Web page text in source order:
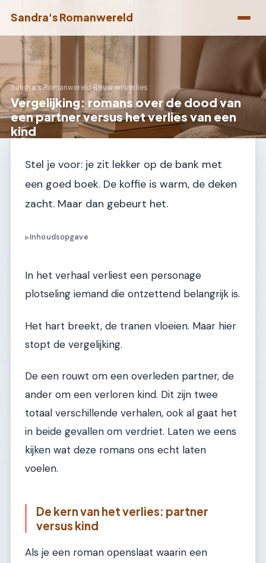
Sandra's Romanwereld
Sandra's Romanwereld›Rouw en verlies
Vergelijking: romans over de dood van
een partner versus het verlies van een
kind
Stel je voor: je zit lekker op de bank met
een goed boek. De koffie is warm, de deken
zacht. Maar dan gebeurt het.
▶Inhoudsopgave
In het verhaal verliest een personage
plotseling iemand die ontzettend belangrijk is.
Het hart breekt, de tranen vloeien. Maar hier
stopt de vergelijking.
De een rouwt om een overleden partner, de
ander om een verloren kind. Dit zijn twee
totaal verschillende verhalen, ook al gaat het
in beide gevallen om verdriet. Laten we eens
kijken wat deze romans ons echt laten
voelen.
De kern van het verlies: partner
versus kind
Als je een roman openslaat waarin een